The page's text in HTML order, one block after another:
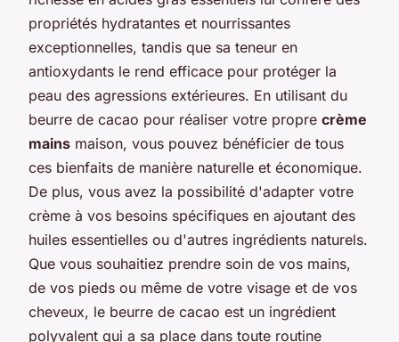
propriétés hydratantes et nourrissantes
exceptionnelles, tandis que sa teneur en
antioxydants le rend efficace pour protéger la
peau des agressions extérieures. En utilisant du
beurre de cacao pour réaliser votre propre crème
mains maison, vous pouvez bénéficier de tous
ces bienfaits de manière naturelle et économique.
De plus, vous avez la possibilité d'adapter votre
crème à vos besoins spécifiques en ajoutant des
huiles essentielles ou d'autres ingrédients naturels.
Que vous souhaitiez prendre soin de vos mains,
de vos pieds ou même de votre visage et de vos
cheveux, le beurre de cacao est un ingrédient
polyvalent qui a sa place dans toute routine